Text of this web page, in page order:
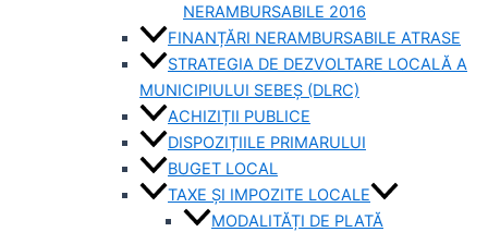
NERAMBURSABILE 2016
FINANȚĂRI NERAMBURSABILE ATRASE
STRATEGIA DE DEZVOLTARE LOCALĂ A
MUNICIPIULUI SEBEȘ (DLRC)
ACHIZIȚII PUBLICE
DISPOZIȚIILE PRIMARULUI
BUGET LOCAL
TAXE ȘI IMPOZITE LOCALE
MODALITĂȚI DE PLATĂ